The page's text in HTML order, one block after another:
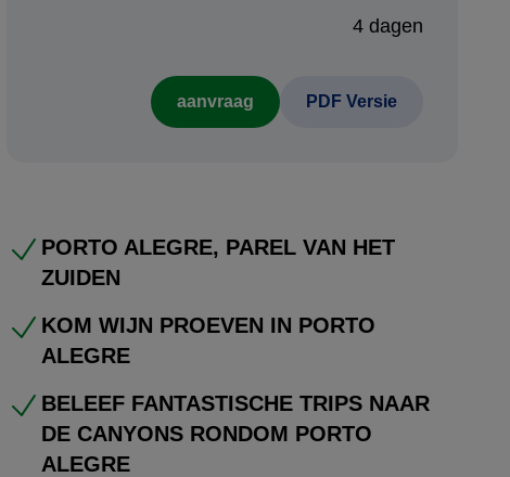
4 dagen
aanvraag PDF Versie
PORTO ALEGRE, PAREL VAN HET
ZUIDEN
KOM WIJN PROEVEN IN PORTO
ALEGRE
BELEEF FANTASTISCHE TRIPS NAAR
DE CANYONS RONDOM PORTO
ALEGRE